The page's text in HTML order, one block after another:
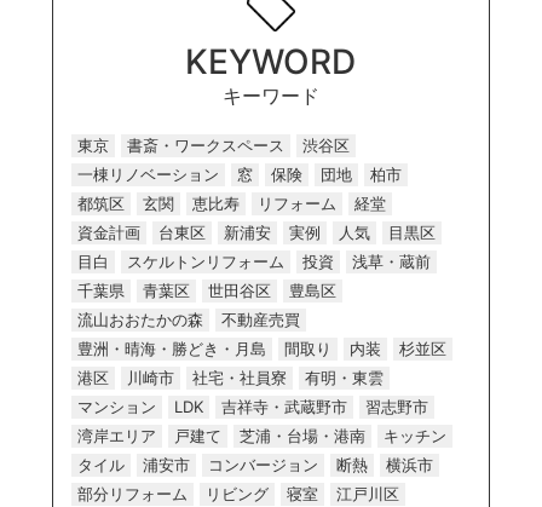
KEYWORD
キーワード
東京 書斎・ワークスペース
渋谷区
一棟リノベーション
窓 保険 団地
柏市
都筑区
玄関 恵比寿 リフォーム
経堂
資金計画
台東区 新浦安 実例 人気
目黒区
目白
スケルトンリフォーム 投資
浅草・蔵前
千葉県
青葉区 世田谷区
豊島区
流山おおたかの森
不動産売買
豊洲・晴海・勝どき・月島
間取り 内装
杉並区
港区
川崎市 社宅・社員寮
有明・東雲
マンション
LDK 吉祥寺・武蔵野市
習志野市
湾岸エリア
戸建て 芝浦・台場・港南
キッチン
タイル
浦安市 コンバージョン 断熱
横浜市
部分リフォーム
リビング 寝室
江戸川区